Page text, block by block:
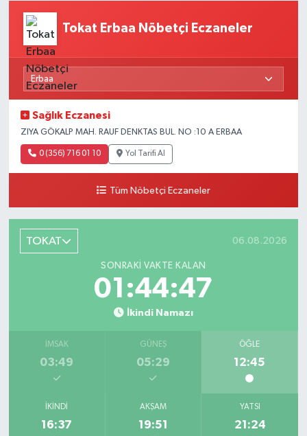
Tokat Erbaa Nöbetçi Eczaneler
Sağlık Eczanesi
ZIYA GÖKALP MAH. RAUF DENKTAS BUL. NO :10 A ERBAA
0 (356) 716 01 10 Yol Tarifi Al
Tüm Nöbetçi Eczaneler
TOKAT 06.08.2026
SONRAKI VAKTE KALAN
01:44:47
İkindi Namazı
İMSAK
03:49
GÜNEŞ
05:29
ÖĞLE
12:45
İKINDI
16:37
AKŞAM
19:51
YATSI
21:24